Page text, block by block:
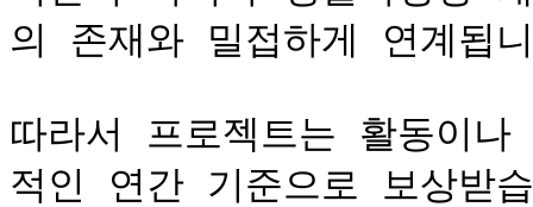
의 존재와 밀접하게 연계됩
따라서 프로젝트는 활동이
적인 연간 기준으로 보상받